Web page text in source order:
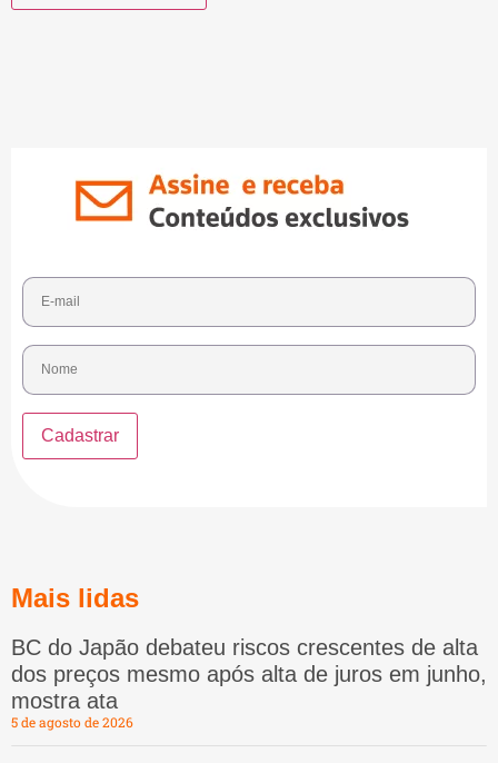
Mais lidas
BC do Japão debateu riscos crescentes de alta
dos preços mesmo após alta de juros em junho,
mostra ata
5 de agosto de 2026